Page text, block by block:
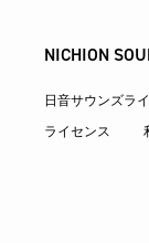
NICHION
日音サウンズラ
ライセンス